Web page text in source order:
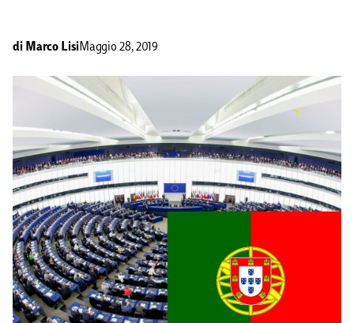
di Marco LisiMaggio 28, 2019